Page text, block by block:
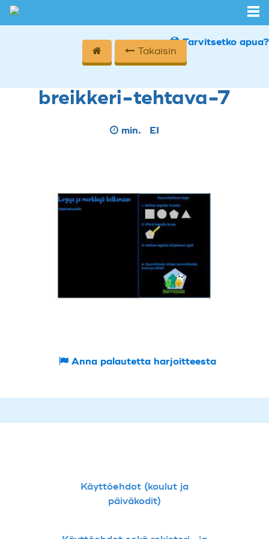
Tarvitsetko apua?
Takaisin
breikkeri-tehtava-7
min. EI
Anna palautetta harjoitteesta
Käyttöehdot (koulut ja
päiväkodit)